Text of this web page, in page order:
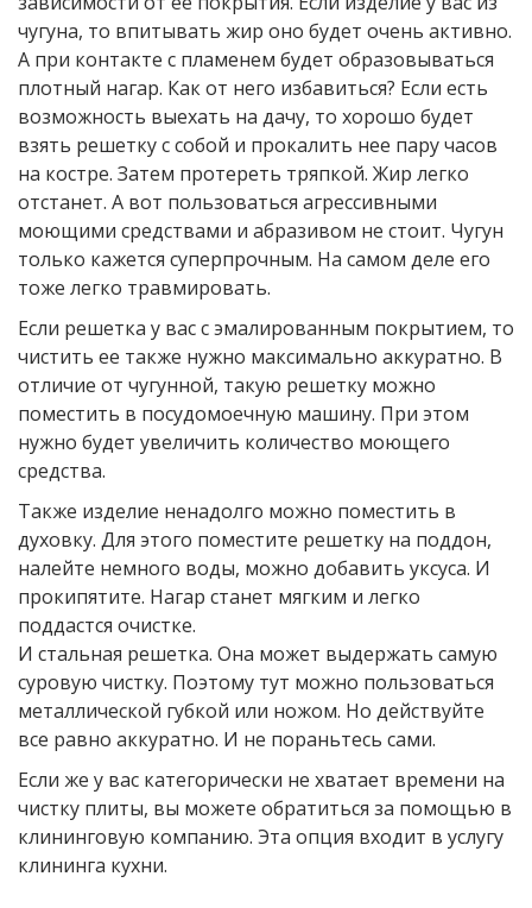
чугуна, то впитывать жир оно будет очень активно.
А при контакте с пламенем будет образовываться
плотный нагар. Как от него избавиться? Если есть
возможность выехать на дачу, то хорошо будет
взять решетку с собой и прокалить нее пару часов
на костре. Затем протереть тряпкой. Жир легко
отстанет. А вот пользоваться агрессивными
моющими средствами и абразивом не стоит. Чугун
только кажется суперпрочным. На самом деле его
тоже легко травмировать.
Если решетка у вас с эмалированным покрытием, то
чистить ее также нужно максимально аккуратно. В
отличие от чугунной, такую решетку можно
поместить в посудомоечную машину. При этом
нужно будет увеличить количество моющего
средства.
Также изделие ненадолго можно поместить в
духовку. Для этого поместите решетку на поддон,
налейте немного воды, можно добавить уксуса. И
прокипятите. Нагар станет мягким и легко
поддастся очистке.
И стальная решетка. Она может выдержать самую
суровую чистку. Поэтому тут можно пользоваться
металлической губкой или ножом. Но действуйте
все равно аккуратно. И не пораньтесь сами.
Если же у вас категорически не хватает времени на
чистку плиты, вы можете обратиться за помощью в
клининговую компанию. Эта опция входит в услугу
клининга кухни.